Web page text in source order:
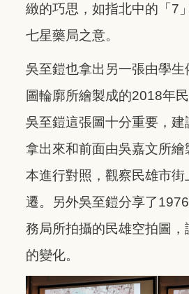
緻的巧思，如指北中的「7
七星藥局之意。
吳至鎧也拿出另一張由學
圖輪廓所繪製成的2018年
吳至鎧這張圖十分重要，建
拿出來和前面由吳嘉文所
本進行對照，觀察民雄市
遷。另外吳至鎧分享了
務局所拍攝的民雄空拍圖，
的變化。